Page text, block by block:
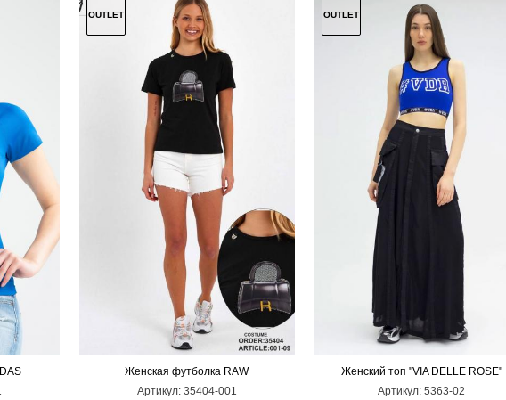
OUTLET
XL
Женская футболка RAW
Артикул: 35404-001
OUTLET
S M
Женский топ "VIA DELLE ROSE"
Артикул:5363-02